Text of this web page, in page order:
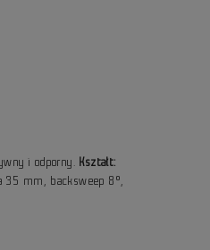
i odporny. Kształt:
35 mm, backsweep 8°,